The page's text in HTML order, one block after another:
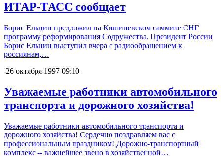
ИТАР-ТАСС сообщает
Борис Ельцин предложил на Кишиневском саммите СНГ
программу реформирования Содружества. Президент России
Борис Ельцин выступил вчера с радиообращением к
россиянам,…
26 октября 1997 09:10
Уважаемые работники автомобильного
транспорта и дорожного хозяйства!
Уважаемые работники автомобильного транспорта и
дорожного хозяйства! Сердечно поздравляем вас с
профессиональным праздником! Дорожно-транспортный
комплекс -- важнейшее звено в хозяйственной…